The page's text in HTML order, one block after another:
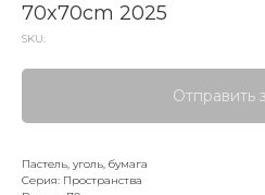
70x70cm 2025
SKU:
Отправить
Пастель, уголь, бумага
Серия: Пространства